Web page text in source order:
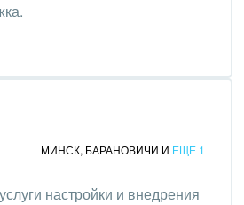
МИНСК, БАРАНОВИЧИ И ЕЩЕ 1
настройки и внедрения